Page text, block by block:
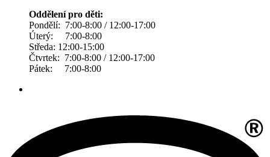
Oddělení pro děti:
Pondělí: 7:00-8:00 / 12:00-17:00
Úterý: 7:00-8:00
Středa: 12:00-15:00
Čtvrtek: 7:00-8:00 / 12:00-17:00
Pátek: 7:00-8:00